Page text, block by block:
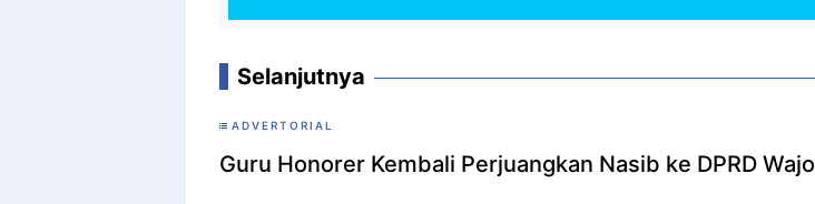
Selanjutnya
ADVERTORIAL
Guru Honorer Kembali Perjuangkan Nasib ke DPRD Wajo